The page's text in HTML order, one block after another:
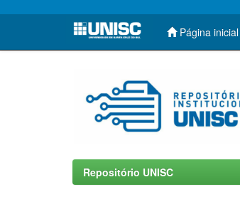
Skip
Página inicial
Repositório UNISC